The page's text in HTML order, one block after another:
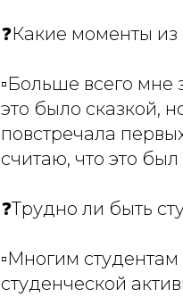
❓Какие моменты
▫Больше всего мне
это было сказкой,
повстречала
считаю, что это
❓Трудно ли быть
▫Многим
студенческой